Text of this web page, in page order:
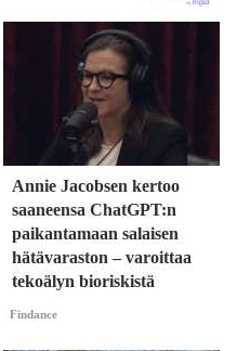
Annie Jacobsen kertoo
saaneensa ChatGPT:n
paikantamaan salaisen
hätävaraston – varoittaa
tekoälyn bioriskistä
Findance